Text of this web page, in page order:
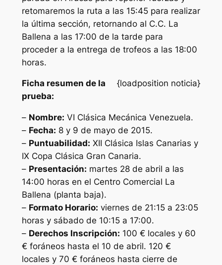
retomaremos la ruta a las 15:45 para realizar
la última sección, retornando al C.C. La
Ballena a las 17:00 de la tarde para
proceder a la entrega de trofeos a las 18:00
horas.
{loadposition noticia}
Ficha resumen de la
prueba:
– Nombre: VI Clásica Mecánica Venezuela.
– Fecha: 8 y 9 de mayo de 2015.
– Puntuabilidad: XII Clásica Islas Canarias y
IX Copa Clásica Gran Canaria.
– Presentación: martes 28 de abril a las
14:00 horas en el Centro Comercial La
Ballena (planta baja).
– Formato Horario: viernes de 21:15 a 23:05
horas y sábado de 10:15 a 17:00.
– Derechos Inscripción: 100 € locales y 60
€ foráneos hasta el 10 de abril. 120 €
locales y 70 € foráneos hasta cierre de